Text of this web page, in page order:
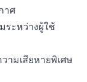
าศ
ระหว่างผู้ใช้
ามเสียหายพิเศษ